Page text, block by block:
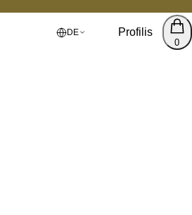
DE Profilis
0